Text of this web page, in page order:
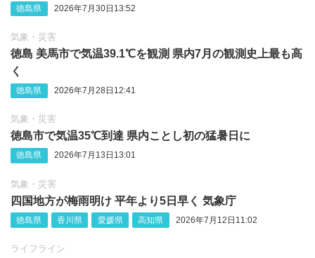
徳島県 2026年7月30日13:52
気象・災害
徳島 美馬市で気温39.1℃を観測 県内7月の観測史上最も高
く
徳島県 2026年7月28日12:41
気象・災害
徳島市で気温35℃到達 県内ことし初の猛暑日に
徳島県 2026年7月13日13:01
気象・災害
四国地方が梅雨明け 平年より5日早く 気象庁
徳島県 香川県 愛媛県 高知県 2026年7月12日11:02
ライフライン